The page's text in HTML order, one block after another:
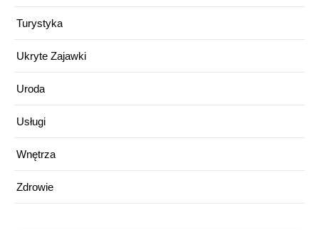
Turystyka
Ukryte Zajawki
Uroda
Usługi
Wnętrza
Zdrowie